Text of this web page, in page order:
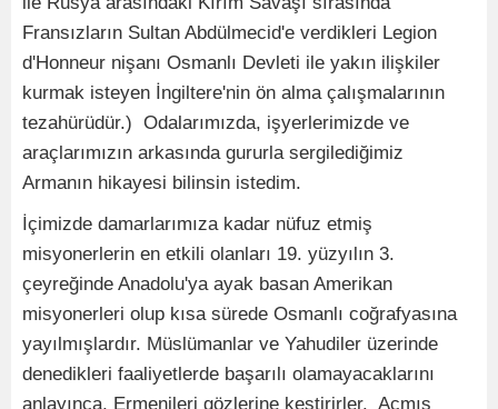
Fransızların Sultan Abdülmecid'e verdikleri Legion
d'Honneur nişanı Osmanlı Devleti ile yakın ilişkiler
kurmak isteyen İngiltere'nin ön alma çalışmalarının
tezahürüdür.) Odalarımızda, işyerlerimizde ve
araçlarımızın arkasında gururla sergilediğimiz
Armanın hikayesi bilinsin istedim.
İçimizde damarlarımıza kadar nüfuz etmiş
misyonerlerin en etkili olanları 19. yüzyılın 3.
çeyreğinde Anadolu'ya ayak basan Amerikan
misyonerleri olup kısa sürede Osmanlı coğrafyasına
yayılmışlardır. Müslümanlar ve Yahudiler üzerinde
denedikleri faaliyetlerde başarılı olamayacaklarını
anlayınca, Ermenileri gözlerine kestirirler. Açmış